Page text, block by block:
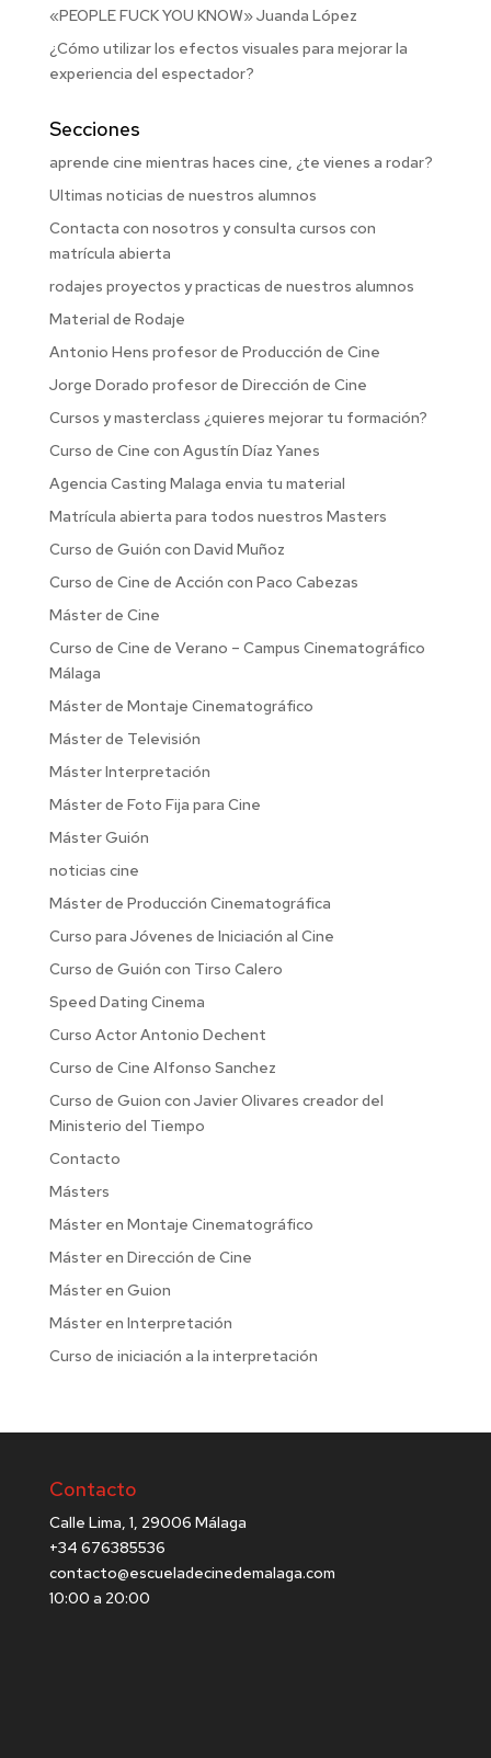
«PEOPLE FUCK YOU KNOW» Juanda López
¿Cómo utilizar los efectos visuales para mejorar la
experiencia del espectador?
Secciones
aprende cine mientras haces cine, ¿te vienes a rodar?
Ultimas noticias de nuestros alumnos
Contacta con nosotros y consulta cursos con
matrícula abierta
rodajes proyectos y practicas de nuestros alumnos
Material de Rodaje
Antonio Hens profesor de Producción de Cine
Jorge Dorado profesor de Dirección de Cine
Cursos y masterclass ¿quieres mejorar tu formación?
Curso de Cine con Agustín Díaz Yanes
Agencia Casting Malaga envia tu material
Matrícula abierta para todos nuestros Masters
Curso de Guión con David Muñoz
Curso de Cine de Acción con Paco Cabezas
Máster de Cine
Curso de Cine de Verano – Campus Cinematográfico
Málaga
Máster de Montaje Cinematográfico
Máster de Televisión
Máster Interpretación
Máster de Foto Fija para Cine
Máster Guión
noticias cine
Máster de Producción Cinematográfica
Curso para Jóvenes de Iniciación al Cine
Curso de Guión con Tirso Calero
Speed Dating Cinema
Curso Actor Antonio Dechent
Curso de Cine Alfonso Sanchez
Curso de Guion con Javier Olivares creador del
Ministerio del Tiempo
Contacto
Másters
Máster en Montaje Cinematográfico
Máster en Dirección de Cine
Máster en Guion
Máster en Interpretación
Curso de iniciación a la interpretación
Contacto
Calle Lima, 1, 29006 Málaga
+34 676385536
contacto@escueladecinedemalaga.com
10:00 a 20:00